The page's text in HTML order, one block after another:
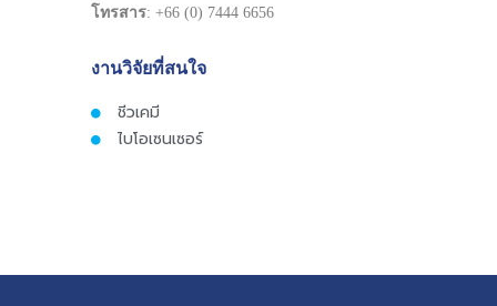
โทรสาร: +66 (0) 7444 6656
งานวิจัยที่สนใจ
ชีวเคมี
ไบโอเซนเซอร์